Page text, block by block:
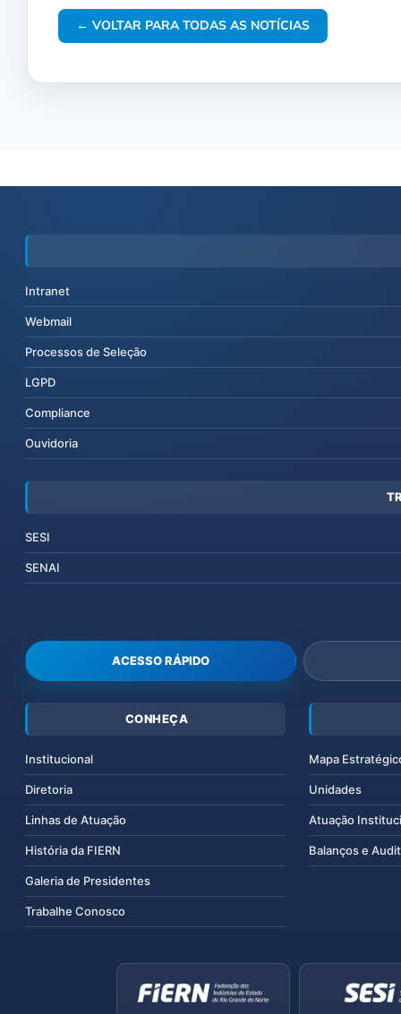
← VOLTAR PARA TODAS AS NOTÍCIAS
Intranet
Webmail
Processos de Seleção
LGPD
Compliance
Ouvidoria
SESI
SENAI
ACESSO RÁPIDO
CONHEÇA
Institucional
Diretoria
Linhas de Atuação
História da FIERN
Galeria de Presidentes
Trabalhe Conosco
Mapa
Unidades
Atuação
Balanços e